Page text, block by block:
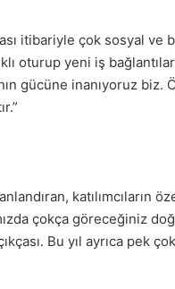
itibariyle çok sosyal ve
oturup yeni iş
gücüne inanıyoruz biz.
katılımcıların
çokça göreceğiniz
Bu yıl ayrıca pek